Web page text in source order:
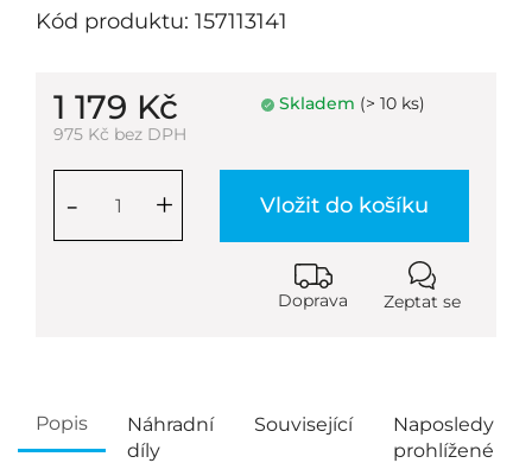
Kód produktu: 157113141
1 179 Kč
975 Kč bez DPH
Skladem (> 10 ks)
+
- Vložit do košíku
Doprava Zeptat se
Popis
Náhradní
díly
Související
Naposledy
prohlížené